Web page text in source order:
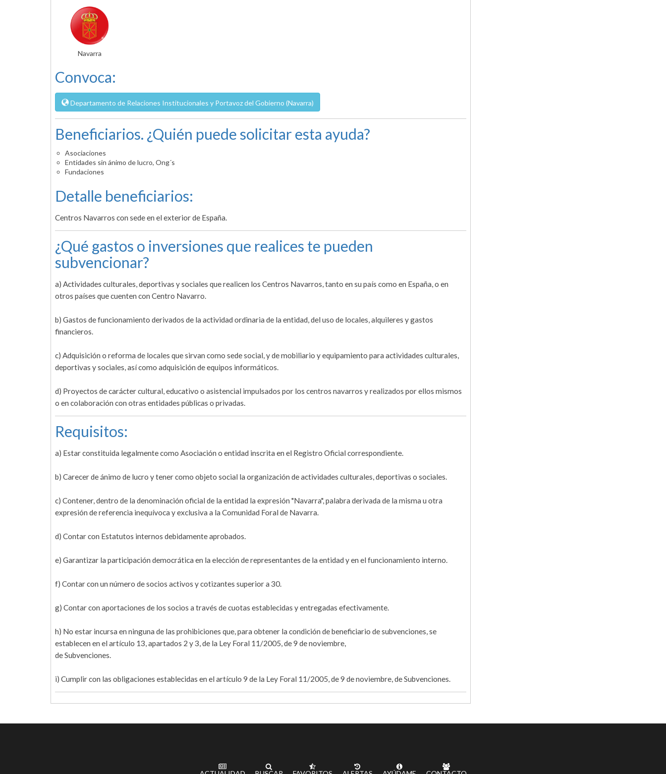
Navarra
Convoca:
Departamento de Relaciones Institucionales y Portavoz del Gobierno (Navarra)
Beneficiarios. ¿Quién puede solicitar esta ayuda?
Asociaciones
Entidades sin ánimo de lucro, Ong´s
Fundaciones
Detalle beneficiarios:
Centros Navarros con sede en el exterior de España.
¿Qué gastos o inversiones que realices te pueden
subvencionar?
a) Actividades culturales, deportivas y sociales que realicen los Centros Navarros, tanto en su país como en España, o en
otros países que cuenten con Centro Navarro.
b) Gastos de funcionamiento derivados de la actividad ordinaria de la entidad, del uso de locales, alquileres y gastos
financieros.
c) Adquisición o reforma de locales que sirvan como sede social, y de mobiliario y equipamiento para actividades culturales,
deportivas y sociales, así como adquisición de equipos informáticos.
d) Proyectos de carácter cultural, educativo o asistencial impulsados por los centros navarros y realizados por ellos mismos
o en colaboración con otras entidades públicas o privadas.
Requisitos:
a) Estar constituida legalmente como Asociación o entidad inscrita en el Registro Oficial correspondiente.
b) Carecer de ánimo de lucro y tener como objeto social la organización de actividades culturales, deportivas o sociales.
c) Contener, dentro de la denominación oficial de la entidad la expresión "Navarra", palabra derivada de la misma u otra
expresión de referencia inequívoca y exclusiva a la Comunidad Foral de Navarra.
d) Contar con Estatutos internos debidamente aprobados.
e) Garantizar la participación democrática en la elección de representantes de la entidad y en el funcionamiento interno.
f) Contar con un número de socios activos y cotizantes superior a 30.
g) Contar con aportaciones de los socios a través de cuotas establecidas y entregadas efectivamente.
h) No estar incursa en ninguna de las prohibiciones que, para obtener la condición de beneficiario de subvenciones, se
establecen en el artículo 13, apartados 2 y 3, de la Ley Foral 11/2005, de 9 de noviembre,
de Subvenciones.
i) Cumplir con las obligaciones establecidas en el artículo 9 de la Ley Foral 11/2005, de 9 de noviembre, de Subvenciones.